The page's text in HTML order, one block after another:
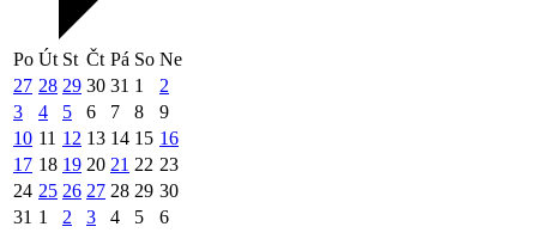
Po Út St Čt Pá So Ne
27 28 29 30 31 1
2
3
4 5 6 7 8
9
10 11 12 13 14 15 16
17 18 19 20 21 22 23
24 25 26 27 28 29 30
31 1 2 3 4 5 6